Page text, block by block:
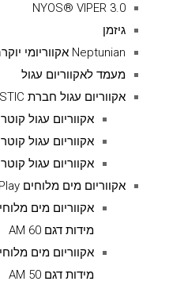
NYOS® VIPER 3.0
גיזמן
Neptunian אקווריומי יוקרה נפטוליין
מעמד לאקווריום עגול
אקווריום עגול חברת AQUARISTIC
אקווריום עגול קוטר 60 ס''מ חברת AQUARISTIC
אקווריום עגול קוטר 50 ס''מ חברת AQUARISTIC
אקווריום עגול קוטר 45 ס''מ חברת AQUARISTIC
אקווריום מים מלוחים Plug&Play קומפלט
מידות דגם AM 60
מידות דגם AM 50